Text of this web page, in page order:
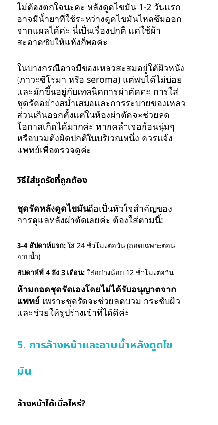
ไม่ต้องตกใจนะคะ หลังดูดไขมัน 1-2 วันแรก
อาจมีน้ำยาที่ใช้ระหว่างดูดไขมันไหลซึมออก
จากแผลได้ค่ะ นี่เป็นเรื่องปกติ แค่ใช้ผ้า
สะอาดซับให้แห้งก็พอค่ะ
ในบางกรณีอาจมีของเหลวสะสมอยู่ใต้ผิวหนัง
(ภาวะซีโรมา หรือ seroma) แต่พบได้ไม่บ่อย
และมักขึ้นอยู่กับเทคนิคการผ่าตัดค่ะ การใส่
ชุดรัดอย่างสม่ำเสมอและการระบายของเหลว
ส่วนเกินออกตั้งแต่ในห้องผ่าตัดจะช่วยลด
โอกาสเกิดได้มากค่ะ หากคลำเจอก้อนนุ่มๆ
หรือบวมตึงผิดปกติในบริเวณหนึ่ง ควรแจ้ง
แพทย์เพื่อตรวจดูค่ะ
วิธีใส่ชุดรัดที่ถูกต้อง
ชุดรัดหลังดูดไขมันถือเป็นหัวใจสำคัญของ
การดูแลหลังผ่าตัดเลยค่ะ ต้องใส่ตามนี้:
3-4 สัปดาห์แรก:ใส่ 24 ชั่วโมงต่อวัน (ถอดเฉพาะตอน
อาบน้ำ)
สัปดาห์ที่ 4 ถึง 3 เดือน: ใส่อย่างน้อย 12 ชั่วโมงต่อวัน
ห้ามถอดชุดรัดเองโดยไม่ได้รับอนุญาตจาก
แพทย์เพราะชุดรัดจะช่วยลดบวม กระชับผิว
และช่วยให้รูปร่างเข้าที่ได้ดีค่ะ
5. การล้างหน้าและอาบน้ำหลังดูดไข
มัน
ล้างหน้าได้เมื่อไหร่?